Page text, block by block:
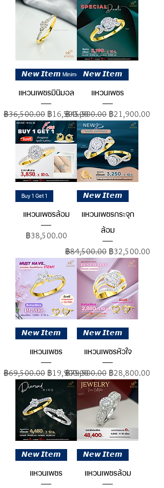
𝙉𝙚𝙬 𝙄𝙩𝙚𝙢 Minimal Style
แหวนเพชรมินิมอล
ราคาปกติ
฿36,500.00 ราคาขายลด
฿16,500.00
𝙉𝙚𝙬 𝙄𝙩𝙚𝙢
แหวนเพชร
ราคาปกติ
฿45,900.00 ราคาขายลด
฿21,900.00
Buy 1 Get 1
แหวนเพชรล้อม
ราคา
฿38,500.00
𝙉𝙚𝙬 𝙄𝙩𝙚𝙢
แหวนเพชรกระจุก
ล้อม
ราคาปกติ
฿84,500.00 ราคาขายลด
฿32,500.00
𝙉𝙚𝙬 𝙄𝙩𝙚𝙢
แหวนเพชร
ราคาปกติ
฿69,500.00 ราคาขายลด
฿19,900.00
𝙉𝙚𝙬 𝙄𝙩𝙚𝙢
แหวนเพชรหัวใจ
ราคาปกติ
฿79,900.00 ราคาขายลด
฿28,800.00
𝙉𝙚𝙬 𝙄𝙩𝙚𝙢
แหวนเพชร
𝙉𝙚𝙬 𝙄𝙩𝙚𝙢
แหวนเพชรล้อม